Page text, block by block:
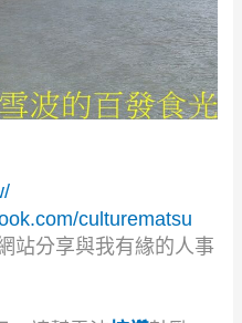
culturematsu
站分享與我有緣的人事